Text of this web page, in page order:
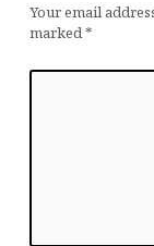
Your email
marked*